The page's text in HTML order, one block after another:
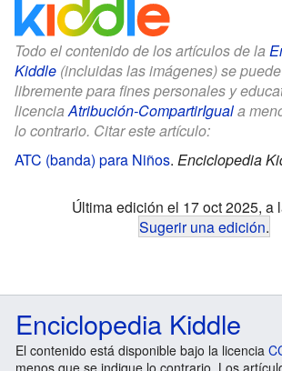
Todo el contenido de los artículos de la
Kiddle (incluidas las imágenes) se
libremente para fines personales y
licenciaAtribución-CompartirIguala
lo contrario. Citar este artículo:
ATC (banda) para Niños. Enciclopedia
Última edición el 17 oct 2025, a
Sugerir una edición.
Enciclopedia Kiddle
El contenido está disponible bajo la licencia